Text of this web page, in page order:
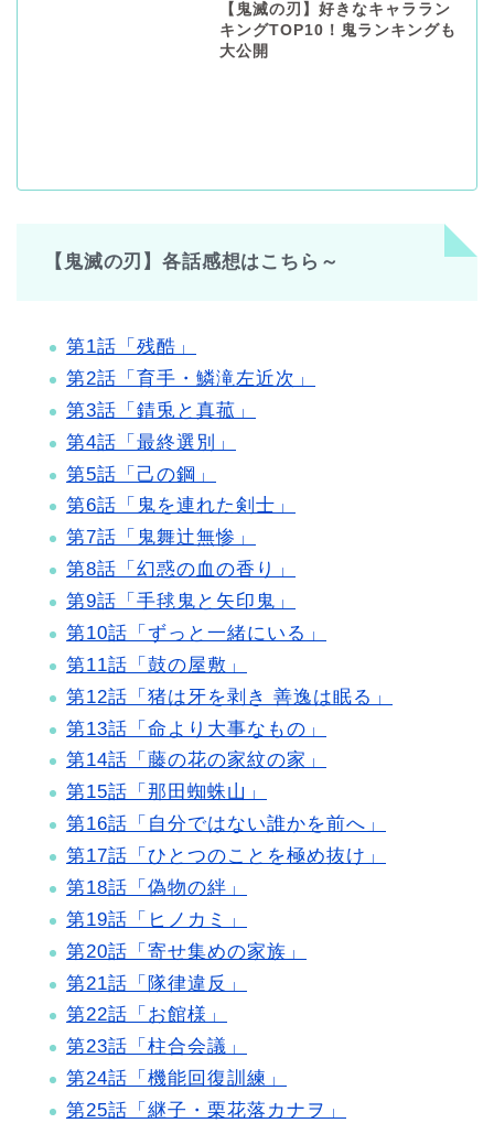
【鬼滅の刃】好きなキャララン
キングTOP10！鬼ランキングも
大公開
【鬼滅の刃】各話感想はこちら～
第1話「残酷」
第2話「育手・鱗滝左近次」
第3話「錆兎と真菰」
第4話「最終選別」
第5話「己の鋼」
第6話「鬼を連れた剣士」
第7話「鬼舞辻無惨」
第8話「幻惑の血の香り」
第9話「手毬鬼と矢印鬼」
第10話「ずっと一緒にいる」
第11話「鼓の屋敷」
第12話「猪は牙を剥き 善逸は眠る」
第13話「命より大事なもの」
第14話「藤の花の家紋の家」
第15話「那田蜘蛛山」
第16話「自分ではない誰かを前へ」
第17話「ひとつのことを極め抜け」
第18話「偽物の絆」
第19話「ヒノカミ」
第20話「寄せ集めの家族」
第21話「隊律違反」
第22話「お館様」
第23話「柱合会議」
第24話「機能回復訓練」
第25話「継子・栗花落カナヲ」